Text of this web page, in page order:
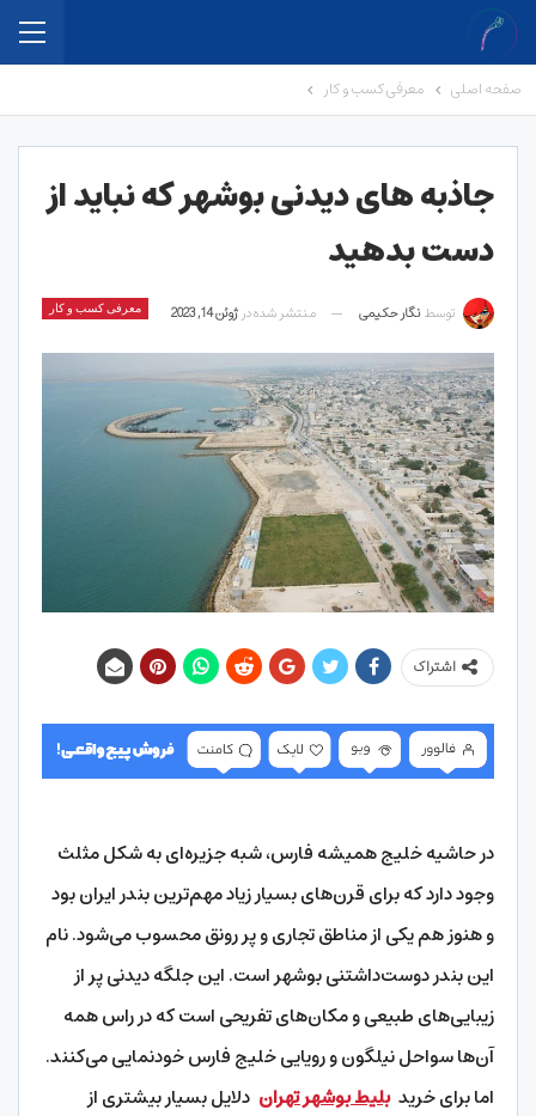
صفحه اصلی معرفی کسب و کار
جاذبه های دیدنی بوشهر که نباید از
دست بدهید
معرفی کسب و کار توسط نگار حکیمی منتشر شده در ژوئن 14, 2023
اشتراک
در حاشیه خلیج همیشه فارس، شبه جزیره‌ای به شکل مثلث
وجود دارد که برای قرن‌های بسیار زیاد مهم‌ترین بندر ایران بود
و هنوز هم یکی از مناطق تجاری و پر رونق محسوب می‌شود. نام
این بندر دوست‌داشتنی بوشهر است. این جلگه دیدنی پر از
زیبایی‌های طبیعی و مکان‌های تفریحی است که در راس همه
آن‌ها سواحل نیلگون و رویایی خلیج فارس خودنمایی می‌کنند.
اما برای خریدبلیط بوشهر تهران دلایل بسیار بیشتری از